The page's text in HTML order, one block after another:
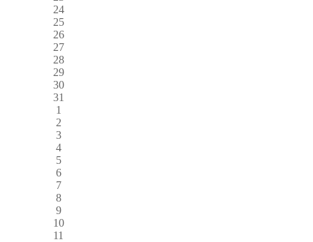
24
25
26
27
28
29
30
31
1
2
3
4
5
6
7
8
9
10
11